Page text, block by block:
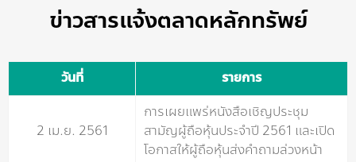
ข่าวสารแจ้งตลาดหลักทรัพย์
วันที่ รายการ
2 เม.ย. 2561
การเผยแพร่หนังสือเชิญประชุม
สามัญผู้ถือหุ้นประจำปี 2561 และเปิด
โอกาสให้ผู้ถือหุ้นส่งคำถามล่วงหน้า